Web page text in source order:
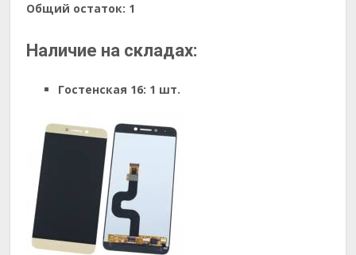
Общий остаток: 1
Наличие на складах:
Гостенская 16: 1 шт.